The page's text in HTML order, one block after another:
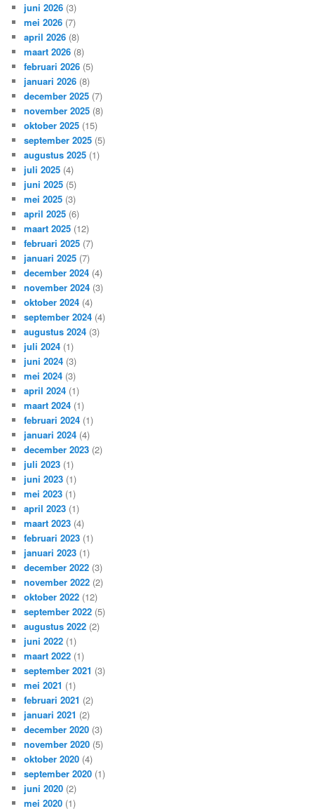
juni 2026 (3)
mei 2026 (7)
april 2026 (8)
maart 2026 (8)
februari 2026 (5)
januari 2026 (8)
december 2025 (7)
november 2025 (8)
oktober 2025 (15)
september 2025 (5)
augustus 2025 (1)
juli 2025 (4)
juni 2025 (5)
mei 2025 (3)
april 2025 (6)
maart 2025 (12)
februari 2025 (7)
januari 2025 (7)
december 2024 (4)
november 2024 (3)
oktober 2024 (4)
september 2024 (4)
augustus 2024 (3)
juli 2024 (1)
juni 2024 (3)
mei 2024 (3)
april 2024 (1)
maart 2024 (1)
februari 2024 (1)
januari 2024 (4)
december 2023 (2)
juli 2023 (1)
juni 2023 (1)
mei 2023 (1)
april 2023 (1)
maart 2023 (4)
februari 2023 (1)
januari 2023 (1)
december 2022 (3)
november 2022 (2)
oktober 2022 (12)
september 2022 (5)
augustus 2022 (2)
juni 2022 (1)
maart 2022 (1)
september 2021 (3)
mei 2021 (1)
februari 2021 (2)
januari 2021 (2)
december 2020 (3)
november 2020 (5)
oktober 2020 (4)
september 2020 (1)
juni 2020 (2)
mei 2020 (1)